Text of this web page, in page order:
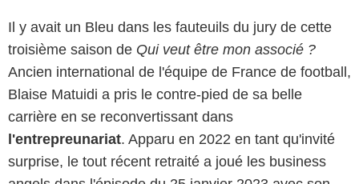
Il y avait un Bleu dans les fauteuils du jury de cette
troisième saison de Qui veut être mon associé ?
Ancien international de l'équipe de France de football,
Blaise Matuidi a pris le contre-pied de sa belle
carrière en se reconvertissant dans
l'entrepreunariat. Apparu en 2022 en tant qu'invité
surprise, le tout récent retraité a joué les business